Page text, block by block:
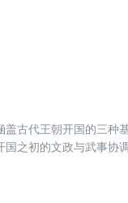
古代王朝开国的三种
之初的文政与武事协